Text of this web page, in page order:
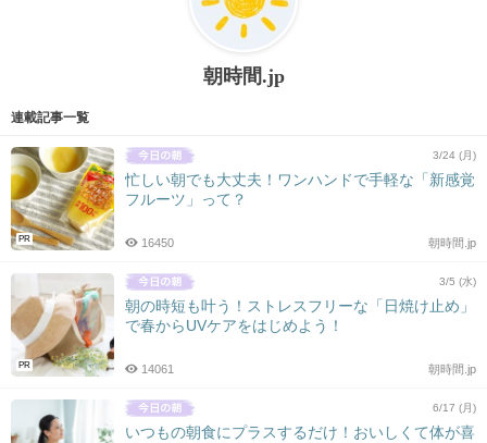
朝時間.jp
連載記事一覧
PR
3/24 (月)
忙しい朝でも大丈夫！ワンハンドで手軽な「新感覚
フルーツ」って？
朝時間.jp
16450
PR
3/5 (水)
朝の時短も叶う！ストレスフリーな「日焼け止め」
で春からUVケアをはじめよう！
朝時間.jp
14061
6/17 (月)
いつもの朝食にプラスするだけ！おいしくて体が喜